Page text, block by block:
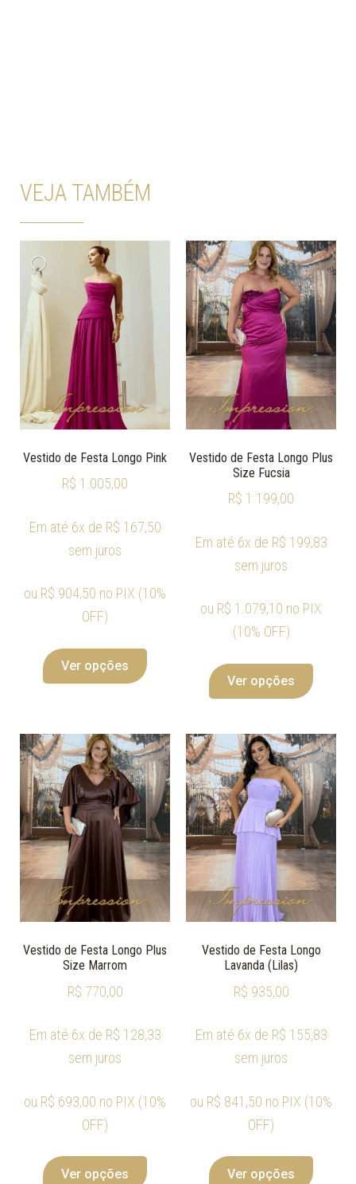
VEJA TAMBÉM
Vestido de Festa Longo Pink
R$ 1.005,00
Em até 6x de R$ 167,50
sem juros
ou R$ 904,50 no PIX (10%
OFF)
Ver opções
Vestido de Festa Longo Plus
Size Fucsia
R$ 1.199,00
Em até 6x de R$ 199,83
sem juros
ou R$ 1.079,10 no PIX
(10% OFF)
Ver opções
Vestido de Festa Longo Plus
Size Marrom
R$ 770,00
Em até 6x de R$ 128,33
sem juros
ou R$ 693,00 no PIX (10%
OFF)
Ver opções
Vestido de Festa Longo
Lavanda (Lilas)
R$ 935,00
Em até 6x de R$ 155,83
sem juros
ou R$ 841,50 no PIX (10%
OFF)
Ver opções